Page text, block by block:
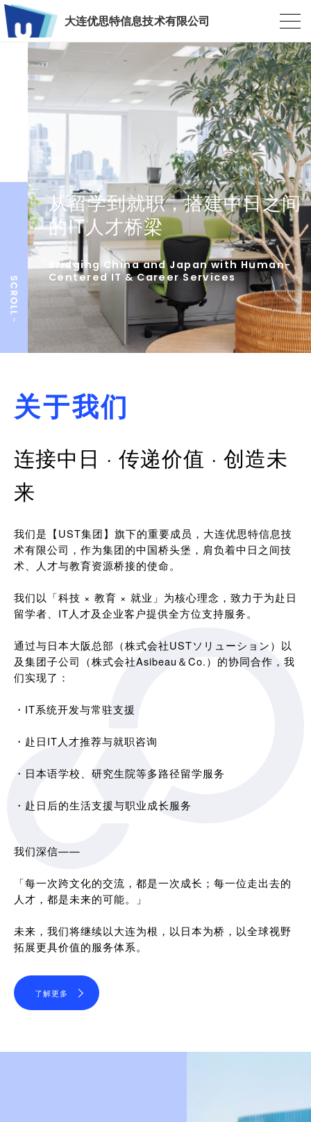
大连优思特信息技术有限公司
从留学到就职，搭建中日之间
的IT人才桥梁
Bridging China and Japan with Human-
Centered IT & Career Services
关于我们
连接中日 · 传递价值 · 创造未
来
我们是【UST集团】旗下的重要成员，大连优思特信息技
术有限公司，作为集团的中国桥头堡，肩负着中日之间技
术、人才与教育资源桥接的使命。
我们以「科技 × 教育 × 就业」为核心理念，致力于为赴日
留学者、IT人才及企业客户提供全方位支持服务。
通过与日本大阪总部（株式会社USTソリューション）以
及集团子公司（株式会社Asibeau＆Co.）的协同合作，我
们实现了：
・IT系统开发与常驻支援
・赴日IT人才推荐与就职咨询
・日本语学校、研究生院等多路径留学服务
・赴日后的生活支援与职业成长服务
我们深信——
「每一次跨文化的交流，都是一次成长；每一位走出去的
人才，都是未来的可能。」
未来，我们将继续以大连为根，以日本为桥，以全球视野
拓展更具价值的服务体系。
了解更多